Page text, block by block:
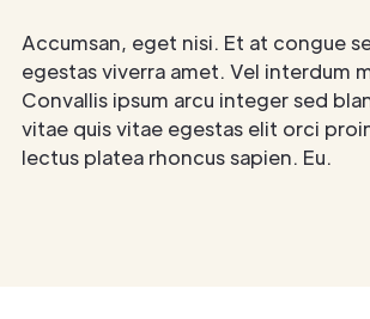
Accumsan, eget nisi. Et at congue
egestas viverra amet. Vel interdum
Convallis ipsum arcu integer sed
vitae quis vitae egestas elit orci
lectus platea rhoncus sapien. Eu.